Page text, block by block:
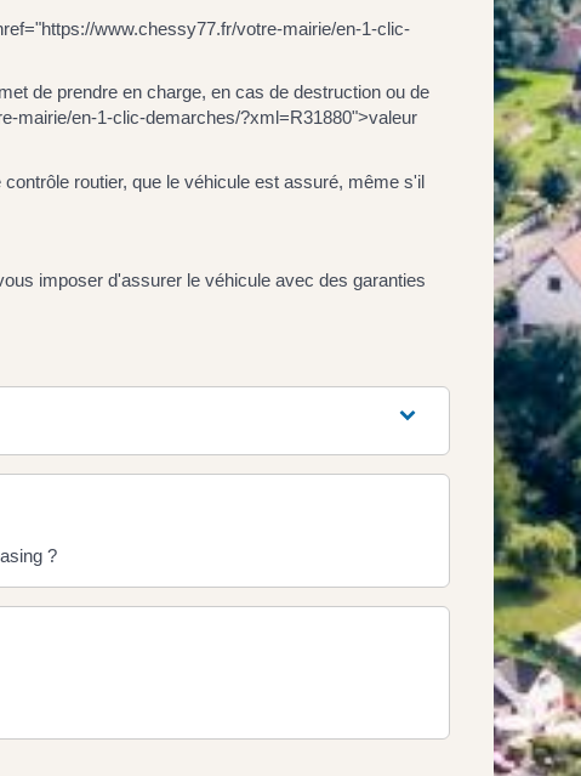
www.chessy77.fr/votre-mairie/en-1-clic-
de prendre en charge, en cas de destruction ou de
mairie/en-1-clic-demarches/?xml=R31880">valeur
routier, que le véhicule est assuré, même s'il
imposer d'assurer le véhicule avec des garanties
?